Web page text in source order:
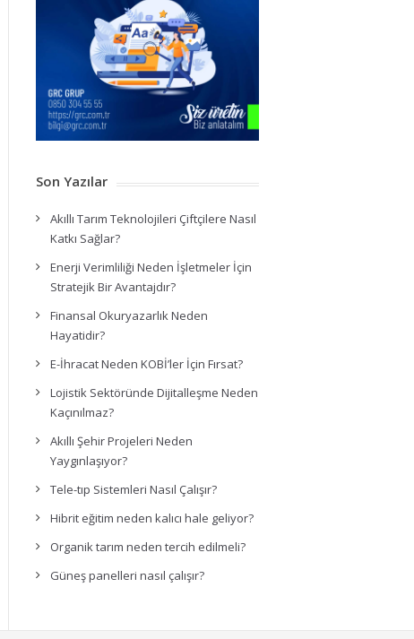
Son Yazılar
Akıllı Tarım Teknolojileri Çiftçilere Nasıl
Katkı Sağlar?
Enerji Verimliliği Neden İşletmeler İçin
Stratejik Bir Avantajdır?
Finansal Okuryazarlık Neden
Hayatidir?
E-İhracat Neden KOBİ’ler İçin Fırsat?
Lojistik Sektöründe Dijitalleşme Neden
Kaçınılmaz?
Akıllı Şehir Projeleri Neden
Yaygınlaşıyor?
Tele-tıp Sistemleri Nasıl Çalışır?
Hibrit eğitim neden kalıcı hale geliyor?
Organik tarım neden tercih edilmeli?
Güneş panelleri nasıl çalışır?